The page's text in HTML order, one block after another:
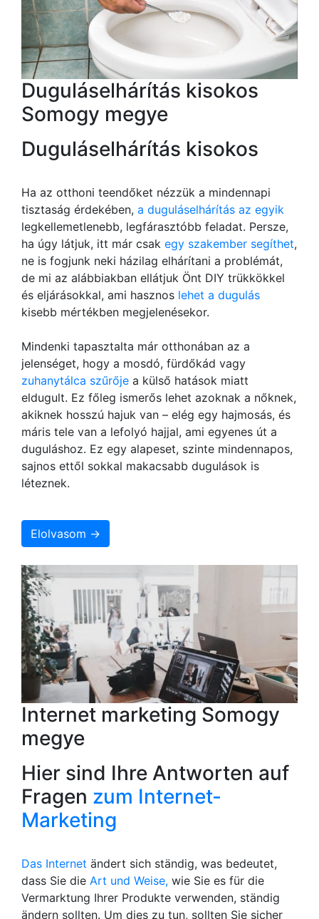
Duguláselhárítás kisokos
Somogy megye
Duguláselhárítás kisokos
Ha az otthoni teendőket nézzük a mindennapi
tisztaság érdekében, a duguláselhárítás az egyik
legkellemetlenebb, legfárasztóbb feladat. Persze,
ha úgy látjuk, itt már csak egy szakember segíthet,
ne is fogjunk neki házilag elhárítani a problémát,
de mi az alábbiakban ellátjuk Önt DIY trükkökkel
és eljárásokkal, ami hasznos lehet a dugulás
kisebb mértékben megjelenésekor.
Mindenki tapasztalta már otthonában az a
jelenséget, hogy a mosdó, fürdőkád vagy
zuhanytálca szűrője a külső hatások miatt
eldugult. Ez főleg ismerős lehet azoknak a nőknek,
akiknek hosszú hajuk van – elég egy hajmosás, és
máris tele van a lefolyó hajjal, ami egyenes út a
duguláshoz. Ez egy alapeset, szinte mindennapos,
sajnos ettől sokkal makacsabb dugulások is
léteznek.
Elolvasom →
Internet marketing Somogy
megye
Hier sind Ihre Antworten auf
Fragen zum Internet-
Marketing
Das Internet ändert sich ständig, was bedeutet,
dass Sie die Art und Weise, wie Sie es für die
Vermarktung Ihrer Produkte verwenden, ständig
ändern sollten. Um dies zu tun, sollten Sie sicher